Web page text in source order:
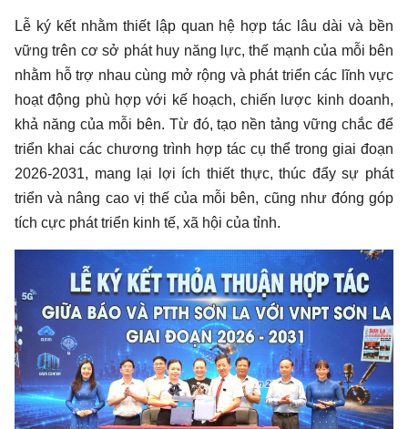
Lễ ký kết nhằm thiết lập quan hệ hợp tác lâu dài và bền
vững trên cơ sở phát huy năng lực, thế mạnh của mỗi bên
nhằm hỗ trợ nhau cùng mở rộng và phát triển các lĩnh vực
hoạt động phù hợp với kế hoạch, chiến lược kinh doanh,
khả năng của mỗi bên. Từ đó, tạo nền tảng vững chắc để
triển khai các chương trình hợp tác cụ thể trong giai đoạn
2026-2031, mang lại lợi ích thiết thực, thúc đẩy sự phát
triển và nâng cao vị thế của mỗi bên, cũng như đóng góp
tích cực phát triển kinh tế, xã hội của tỉnh.